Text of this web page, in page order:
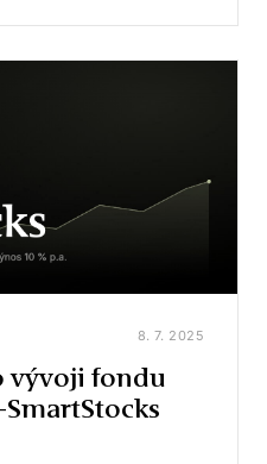
8. 7. 2025
vývoji fondu